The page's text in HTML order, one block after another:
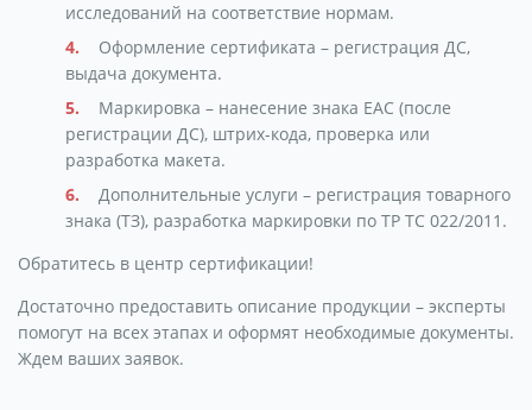
исследований на соответствие нормам.
Оформление сертификата – регистрация ДС,
выдача документа.
Маркировка – нанесение знака ЕАС (после
регистрации ДС), штрих-кода, проверка или
разработка макета.
Дополнительные услуги – регистрация товарного
знака (ТЗ), разработка маркировки по ТР ТС 022/2011.
Обратитесь в центр сертификации!
Достаточно предоставить описание продукции – эксперты
помогут на всех этапах и оформят необходимые документы.
Ждем ваших заявок.